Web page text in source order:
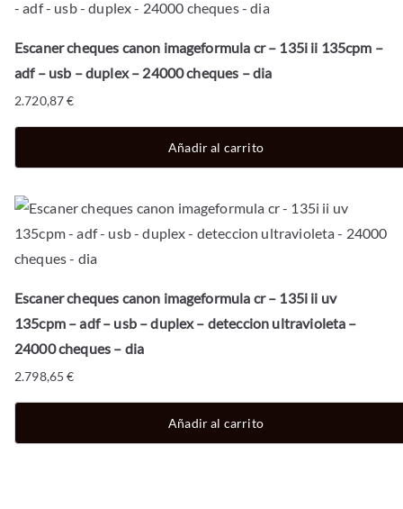
Escaner cheques canon imageformula cr – 135i ii 135cpm –
adf – usb – duplex – 24000 cheques – dia
2.720,87€
Añadir al carrito
Escaner cheques canon imageformula cr – 135i ii uv
135cpm – adf – usb – duplex – deteccion ultravioleta –
24000 cheques – dia
2.798,65€
Añadir al carrito